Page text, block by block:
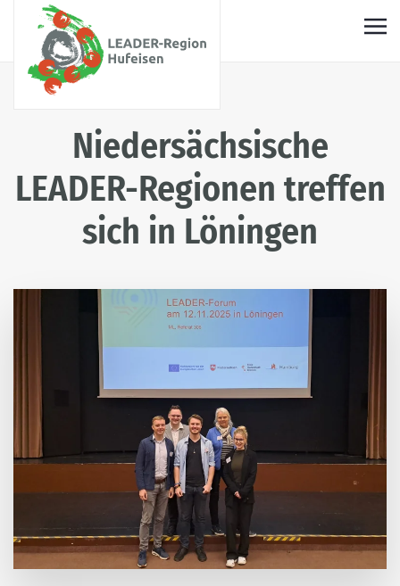
Niedersächsische
LEADER-Regionen treffen
sich in Löningen